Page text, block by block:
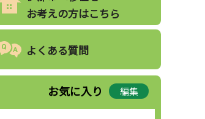
お考えの方はこちら
よくある質問
お気に入り 編集